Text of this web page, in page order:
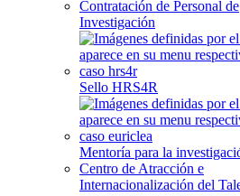
Contratación de Personal de
Investigación
Sello HRS4R
Mentoría para la
Centro de Atracción e
Internacionalización del